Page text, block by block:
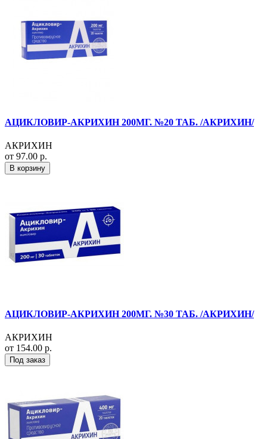
АЦИКЛОВИР-АКРИХИН 200МГ. №20 ТАБ. /АКРИХИН/
АКРИХИН
от 97.00 р.
В корзину
АЦИКЛОВИР-АКРИХИН 200МГ. №30 ТАБ. /АКРИХИН/
АКРИХИН
от 154.00 р.
Под заказ